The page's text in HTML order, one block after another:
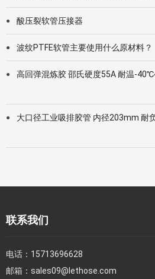
● 酸压裂软管压接器
● 波纹PTFE软管主要使用什么原材料？
●
高回弹混炼胶 邵氏硬度55A 耐温-
●
大口径工业吸排胶管 内径203mm 耐
联系我们
电话： 15713696628
邮箱： sales09@lethose.com